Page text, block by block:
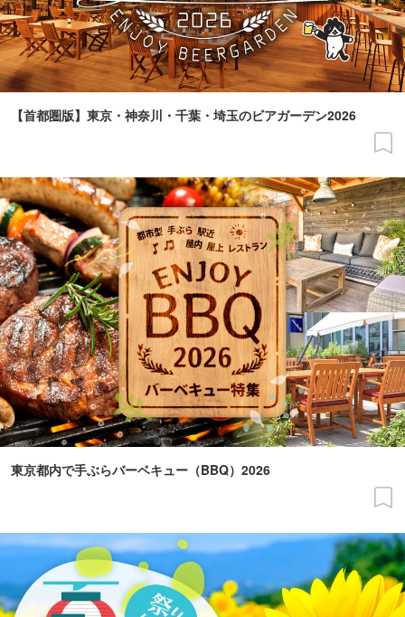
【首都圏版】東京・神奈川・千葉・埼玉のビアガーデン2026
東京都内で手ぶらバーベキュー（BBQ）2026